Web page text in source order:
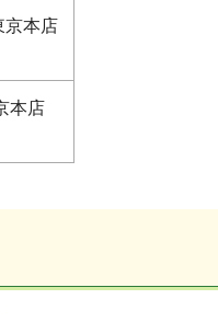
本店
本店